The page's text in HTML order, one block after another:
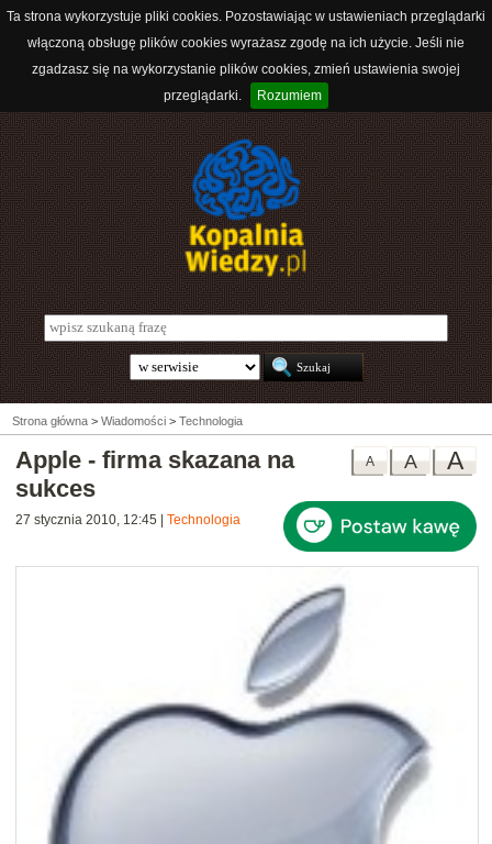
Ta strona wykorzystuje pliki cookies. Pozostawiając w ustawieniach przeglądarki
włączoną obsługę plików cookies wyrażasz zgodę na ich użycie. Jeśli nie
zgadzasz się na wykorzystanie plików cookies, zmień ustawienia swojej
przeglądarki.
Rozumiem
Strona główna > Wiadomości > Technologia
A
A
A
Apple - firma skazana na
sukces
27 stycznia 2010, 12:45 Technologia